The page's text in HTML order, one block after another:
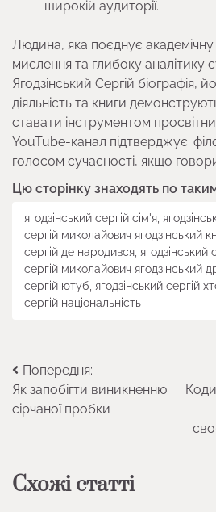
широкій аудиторії.
Людина, яка поєднує
мислення та глибоку аналітику
Ягодзінський Сергій біографія,
діяльність та книги
ставати інструментом
YouTube-канал підтверджує:
голосом сучасності, якщо
Цю сторінку знаходять по
ягодзінський сергій сім'я,
сергій миколайович ягодзінський
сергій де народився, ягодзінський
сергій миколайович ягодзінський
сергій ютуб, ягодзінський сергій
сергій національність
Навігація
записів
Попередня:
Як запобігти виникненню
сірчаної пробки
Схожі статті